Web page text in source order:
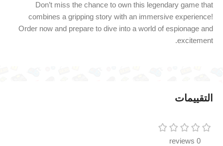
Don’t miss the chance to own this legendary game that
combines a gripping story with an immersive experience!
Order now and prepare to dive into a world of espionage and
excitement.
التقييمات
0 reviews